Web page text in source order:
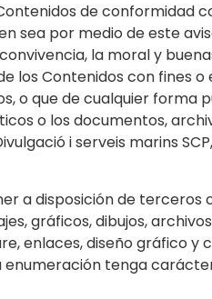
de conformidad
sea por medio de este
la moral y
los Contenidos con fines
o que de cualquier
o los documentos,
i serveis marins
a disposición de
gráficos, dibujos,
enlaces, diseño gráfico y
enumeración tenga